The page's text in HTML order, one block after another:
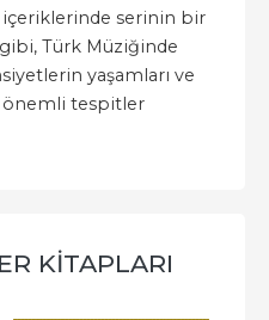
serinin bir
Türk Müziğinde
yaşamları ve
önemli tespitler
KITAPLARI